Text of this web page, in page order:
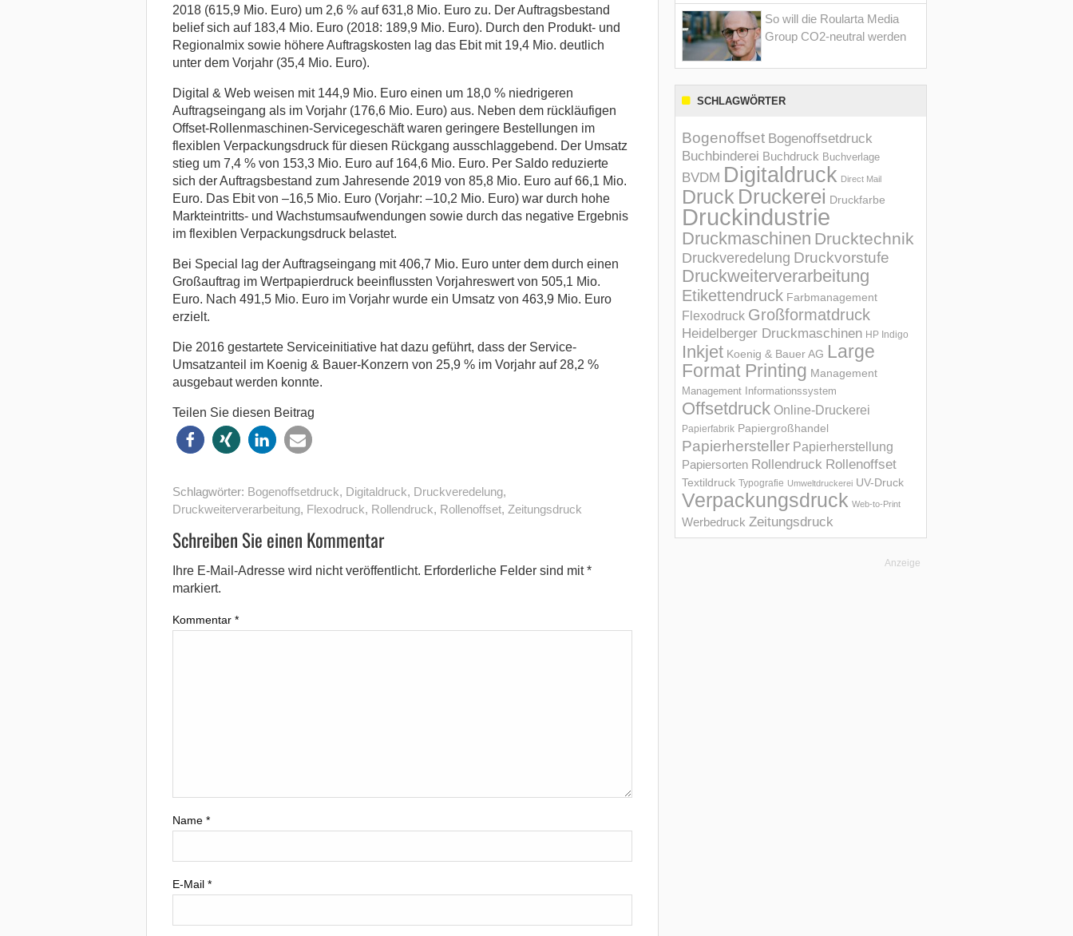
2018 (615,9 Mio. Euro) um 2,6 % auf 631,8 Mio. Euro zu. Der Auftragsbestand
belief sich auf 183,4 Mio. Euro (2018: 189,9 Mio. Euro). Durch den Produkt- und
Regionalmix sowie höhere Auftragskosten lag das Ebit mit 19,4 Mio. deutlich
unter dem Vorjahr (35,4 Mio. Euro).
Digital & Web weisen mit 144,9 Mio. Euro einen um 18,0 % niedrigeren
Auftragseingang als im Vorjahr (176,6 Mio. Euro) aus. Neben dem rückläufigen
Offset-Rollenmaschinen-Servicegeschäft waren geringere Bestellungen im
flexiblen Verpackungsdruck für diesen Rückgang ausschlaggebend. Der Umsatz
stieg um 7,4 % von 153,3 Mio. Euro auf 164,6 Mio. Euro. Per Saldo reduzierte
sich der Auftragsbestand zum Jahresende 2019 von 85,8 Mio. Euro auf 66,1 Mio.
Euro. Das Ebit von –16,5 Mio. Euro (Vorjahr: –10,2 Mio. Euro) war durch hohe
Markteintritts- und Wachstumsaufwendungen sowie durch das negative Ergebnis
im flexiblen Verpackungsdruck belastet.
Bei Special lag der Auftragseingang mit 406,7 Mio. Euro unter dem durch einen
Großauftrag im Wertpapierdruck beeinflussten Vorjahreswert von 505,1 Mio.
Euro. Nach 491,5 Mio. Euro im Vorjahr wurde ein Umsatz von 463,9 Mio. Euro
erzielt.
Die 2016 gestartete Serviceinitiative hat dazu geführt, dass der Service-
Umsatzanteil im Koenig & Bauer-Konzern von 25,9 % im Vorjahr auf 28,2 %
ausgebaut werden konnte.
Teilen Sie diesen Beitrag
Schlagwörter: Bogenoffsetdruck, Digitaldruck, Druckveredelung,
Druckweiterverarbeitung, Flexodruck, Rollendruck, Rollenoffset, Zeitungsdruck
Schreiben Sie einen Kommentar
Ihre E-Mail-Adresse wird nicht veröffentlicht. Erforderliche Felder sind mit*
markiert.
Kommentar *
Name *
E-Mail *
So will die Roularta Media
Group CO2-neutral werden
SCHLAGWÖRTER
Bogenoffset Bogenoffsetdruck
Buchbinderei Buchdruck Buchverlage
BVDM Digitaldruck Direct Mail
Druck Druckerei Druckfarbe
Druckindustrie
Druckmaschinen Drucktechnik
Druckveredelung Druckvorstufe
Druckweiterverarbeitung
Etikettendruck Farbmanagement
Flexodruck Großformatdruck
Heidelberger Druckmaschinen HP Indigo
Inkjet Koenig & Bauer AG Large
Format Printing Management
Management Informations­system
Offsetdruck Online-Druckerei
Papierfabrik Papiergroßhandel
Papierhersteller Papierherstellung
Papiersorten Rollendruck Rollenoffset
Textildruck Typografie Umweltdruckerei UV-Druck
Verpackungsdruck Web-to-Print
Werbedruck Zeitungsdruck
Anzeige